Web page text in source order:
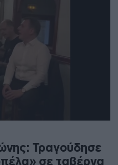
Τραγούδησε
σε ταβέρνα